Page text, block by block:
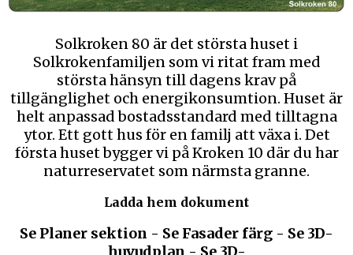
Solkroken 80 är det största huset i
Solkrokenfamiljen som vi ritat fram med
största hänsyn till dagens krav på
tillgänglighet och energikonsumtion. Huset är
helt anpassad bostadsstandard med tilltagna
ytor. Ett gott hus för en familj att växa i. Det
första huset bygger vi på Kroken 10 där du har
naturreservatet som närmsta granne.
Ladda hem dokument
Se Planer sektion - Se Fasader färg - Se 3D-
huvudplan - Se 3D-